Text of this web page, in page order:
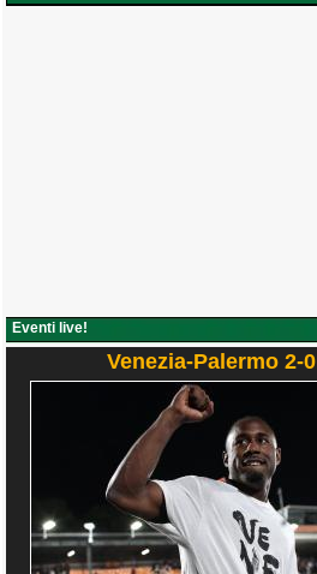
Eventi live!
Venezia-Palermo 2-0